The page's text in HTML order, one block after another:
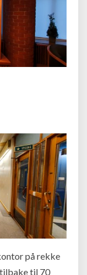
på rekke
tilbake til 70